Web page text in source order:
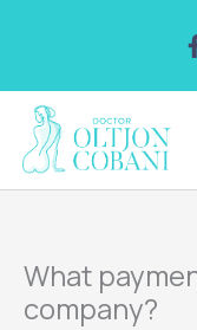
What
company?